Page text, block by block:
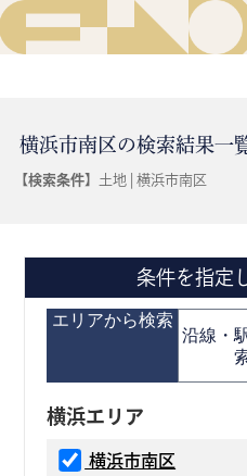
横浜市南区の検索結果一
【検索条件】 土地 | 横浜市南区
条件を指定
エリアから検索
沿線・
横浜エリア
横浜市南区